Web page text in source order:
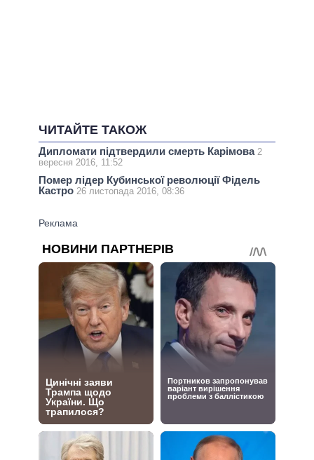
ЧИТАЙТЕ ТАКОЖ
Дипломати підтвердили смерть Карімова 2
вересня 2016, 11:52
Помер лідер Кубинської революції Фідель
Кастро 26 листопада 2016, 08:36